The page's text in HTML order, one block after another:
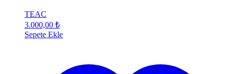
TEAC
3.000,00 ₺
Sepete Ekle